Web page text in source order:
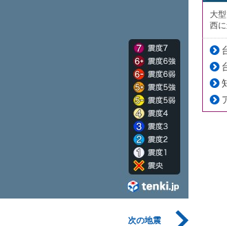
次の地震
大
西